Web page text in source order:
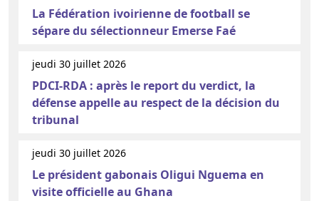
La Fédération ivoirienne de football se
sépare du sélectionneur Emerse Faé
jeudi 30 juillet 2026
PDCI-RDA : après le report du verdict, la
défense appelle au respect de la décision du
tribunal
jeudi 30 juillet 2026
Le président gabonais Oligui Nguema en
visite officielle au Ghana